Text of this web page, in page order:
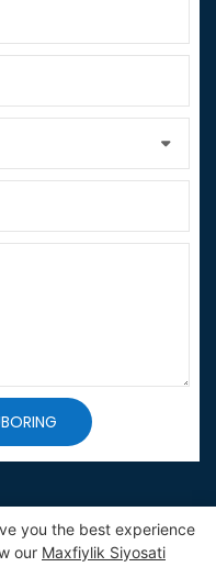
xaritasi | Maxfiylik
you the best experience
our Maxfiylik Siyosati